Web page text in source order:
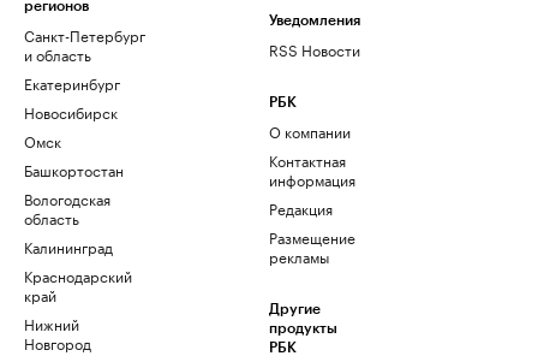
регионов
Санкт-Петербург
и область
Екатеринбург
Новосибирск
Омск
Башкортостан
Вологодская
область
Калининград
Краснодарский
край
Нижний
Новгород
Уведомления
RSS Новости
РБК
О компании
Контактная
информация
Редакция
Размещение
рекламы
Другие
продукты
РБК